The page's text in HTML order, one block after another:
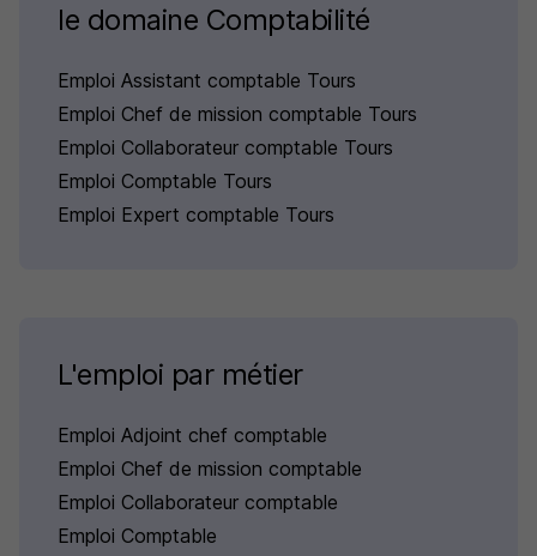
le domaine Comptabilité
Emploi Assistant comptable Tours
Emploi Chef de mission comptable Tours
Emploi Collaborateur comptable Tours
Emploi Comptable Tours
Emploi Expert comptable Tours
L'emploi par métier
Emploi Adjoint chef comptable
Emploi Chef de mission comptable
Emploi Collaborateur comptable
Emploi Comptable